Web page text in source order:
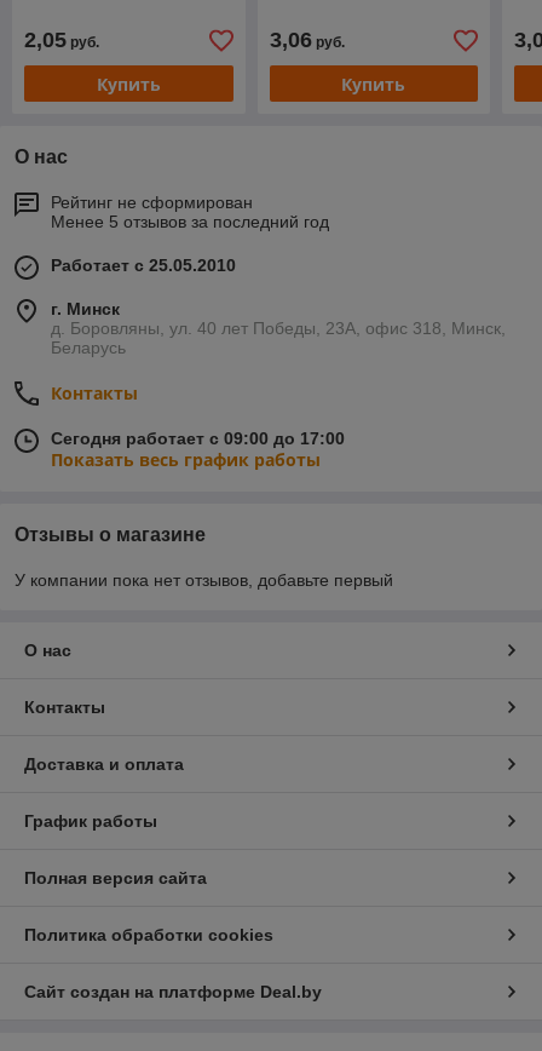
2,05 руб.
Купить
3,06руб.
Купить
О нас
Рейтинг не сформирован
Менее 5 отзывов за последний год
Работает с 25.05.2010
г. Минск
д. Боровляны, ул. 40 лет Победы, 23А, офис 318, Минск,
Беларусь
Контакты
Сегодня работает с 09:00 до 17:00
Показать весь график работы
Отзывы о магазине
У компании пока нет отзывов, добавьте первый
О нас
Контакты
Доставка и оплата
График работы
Полная версия сайта
Политика обработки cookies
Сайт создан на платформе Deal.by